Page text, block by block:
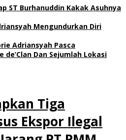
ST Burhanuddin Kakak Asuhnya
Mengundurkan Diri
Adriansyah Pasca
de’Clan Dan Sejumlah Lokasi
Tiga
Ekspor Ilegal